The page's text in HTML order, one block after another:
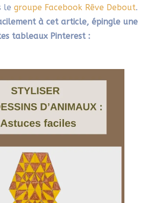
le groupe Facebook Rêve Debout.
à cet article, épingle une
tableaux Pinterest :